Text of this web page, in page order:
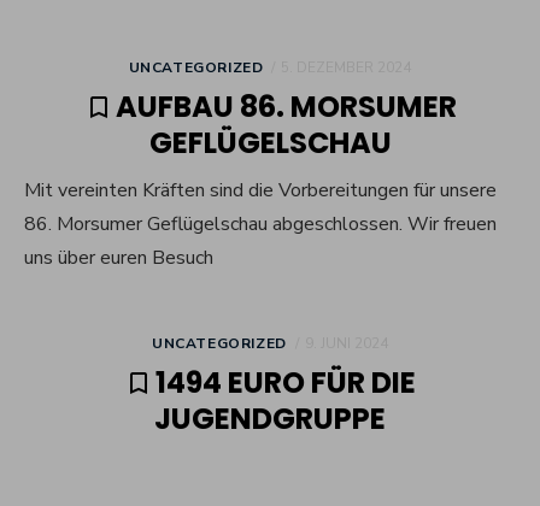
UNCATEGORIZED
AUFBAU 86. MORSUMER
GEFLÜGELSCHAU
Mit vereinten Kräften sind die Vorbereitungen für unsere
86. Morsumer Geflügelschau abgeschlossen. Wir freuen
uns über euren Besuch
UNCATEGORIZED
1494 EURO FÜR DIE
JUGENDGRUPPE